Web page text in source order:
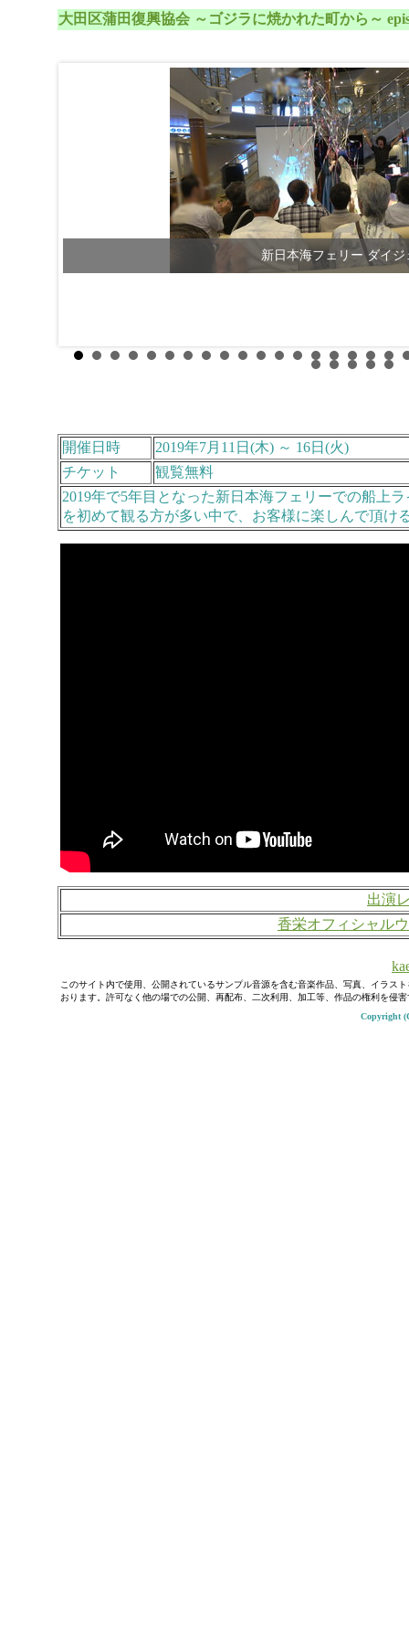
大田区蒲田復興協会 ～ゴジラに焼かれた町から～
新日本海フェリー ダイジ
開催日時
2019年7月11日(木) ～ 16日(火)
チケット
観覧無料
2019年で5年目となった新日本海フェリーでの船上
を初めて観る方が多い中で、お客様に楽しんで頂け
出演
香栄オフィシャル
このサイト内で使用、公開されているサンプル音源を含む音楽作品、写真、イラス
おります。許可なく他の場での公開、再配布、二次利用、加工等、作品の権利を侵
Copyright